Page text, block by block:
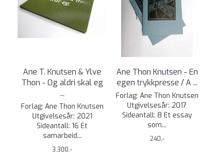
Ane T. Knutsen & Ylve
Thon - Og aldri skal eg
...
Forlag: Ane Thon Knutsen
Utgivelsesår: 2021
Sideantall: 16 Et
samarbeid...
3.300,-
Ane Thon Knutsen - En
egen trykkpresse / A ...
Forlag: Ane Thon Knutsen
Utgivelsesår: 2017
Sideantall: 8 Et essay
som...
240,-